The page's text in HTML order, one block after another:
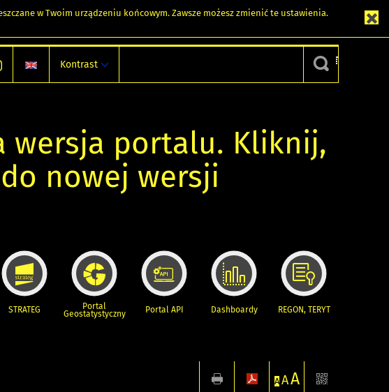
w Twoim urządzeniu końcowym. Zawsze możesz zmienić te ustawienia.
Kontrast
wersja portalu. Kliknij,
nowej wersji
STRATEG Portal
Geostatystyczny Portal API Dashboardy REGON, TERYT
A AA